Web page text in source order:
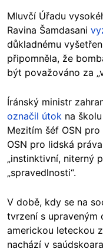
Mluvčí Úřadu
Ravina Šamdasani
důkladnému
připomněla, že
být považováno za
Íránský ministr
označil útok na
Mezitím šéf OSN
OSN pro lidská
„instinktivní, niterný
„spravedlnosti“.
V době, kdy se na
tvrzení s upraveným
americkou leteckou
nachází v